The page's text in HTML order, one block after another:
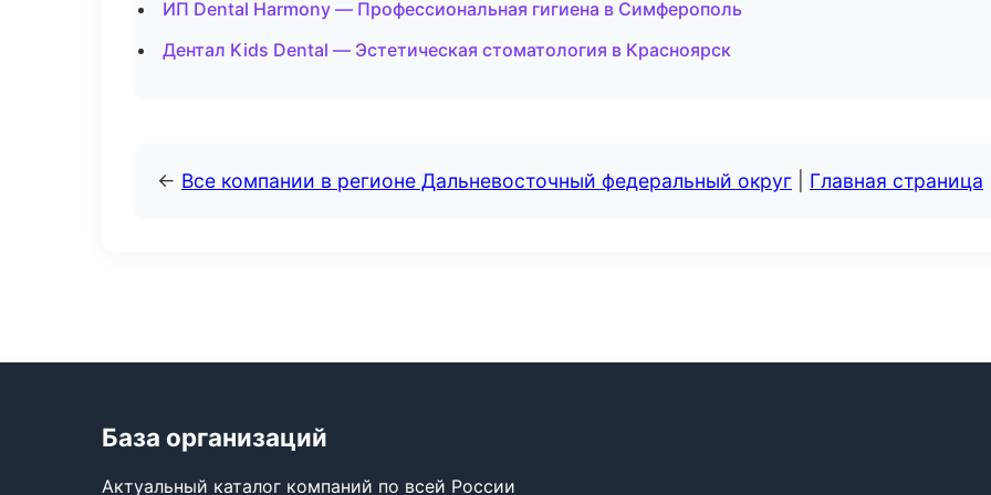
ИП Dental Harmony — Профессиональная гигиена в Симферополь
Дентал Kids Dental — Эстетическая стоматология в Красноярск
← Все компании в регионе Дальневосточный федеральный округ Главная страница
База организаций
Актуальный каталог компаний по всей России